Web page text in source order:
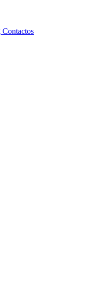
Contactos